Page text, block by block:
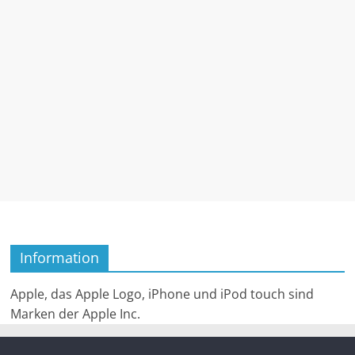
Information
Apple, das Apple Logo, iPhone und iPod touch sind
Marken der Apple Inc.